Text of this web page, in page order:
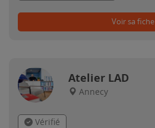
Voir sa fiche
Atelier LAD
Annecy
Vérifié